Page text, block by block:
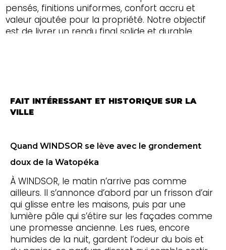
pensés, finitions uniformes, confort accru et
valeur ajoutée pour la propriété. Notre objectif
est de livrer un rendu final solide et durable,
FAIT INTÉRESSANT ET HISTORIQUE SUR LA
VILLE
Quand WINDSOR se lève avec le grondement
doux de la Watopéka
À WINDSOR, le matin n’arrive pas comme
ailleurs. Il s’annonce d’abord par un frisson d’air
qui glisse entre les maisons, puis par une
lumière pâle qui s’étire sur les façades comme
une promesse ancienne. Les rues, encore
humides de la nuit, gardent l’odeur du bois et